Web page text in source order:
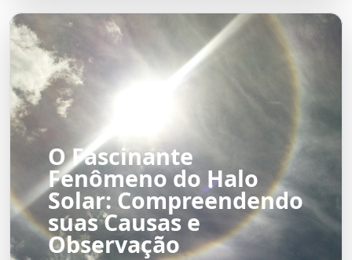
O Fascinante
Fenômeno do Halo
Solar: Compreendendo
suas Causas e
Observação